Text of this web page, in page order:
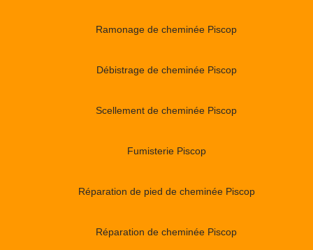
Ramonage de cheminée Piscop
Débistrage de cheminée Piscop
Scellement de cheminée Piscop
Fumisterie Piscop
Réparation de pied de cheminée Piscop
Réparation de cheminée Piscop